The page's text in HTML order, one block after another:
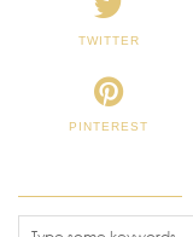
TWITTER
PINTEREST